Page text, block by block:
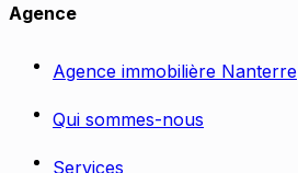
Agence
Agence immobilière Nanterre
Qui sommes-nous
Services